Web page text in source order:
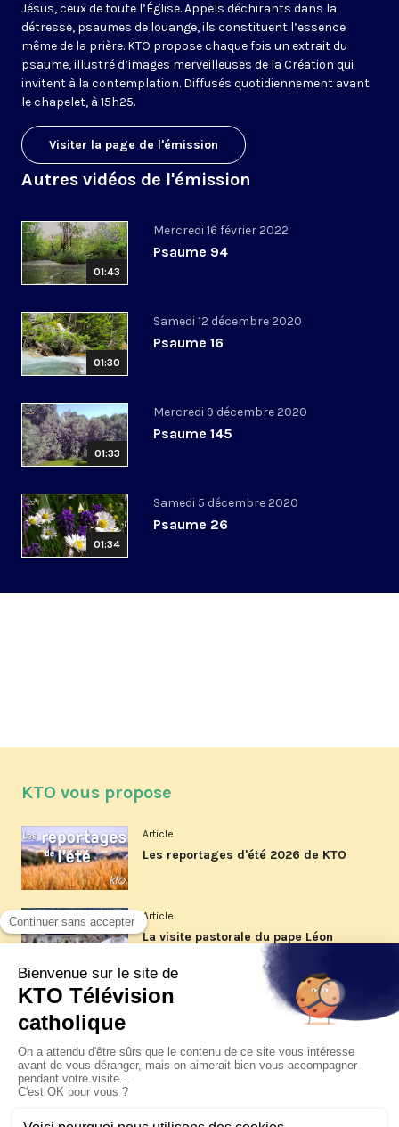
Jésus, ceux de toute l’Église. Appels déchirants dans la
détresse, psaumes de louange, ils constituent l’essence
même de la prière. KTO propose chaque fois un extrait du
psaume, illustré d’images merveilleuses de la Création qui
invitent à la contemplation. Diffusés quotidiennement avant
le chapelet, à 15h25.
Visiter la page de l'émission
Autres vidéos de l'émission
01:43
Mercredi 16 février 2022
Psaume 94
01:30
Samedi 12 décembre 2020
Psaume 16
01:33
Mercredi 9 décembre 2020
Psaume 145
01:34
Samedi 5 décembre 2020
Psaume 26
KTO vous propose
Article
Les reportages d'été 2026 de KTO
Article
La visite pastorale du pape Léon
XIV à Assise à suivre sur KTO le
Article
Le pape en Uruguay, Argentine et
© KTO 2026 —Contact—Mentions légales